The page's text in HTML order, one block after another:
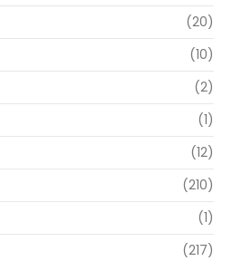
(20)
(10)
(2)
(1)
(12)
(210)
(1)
(217)